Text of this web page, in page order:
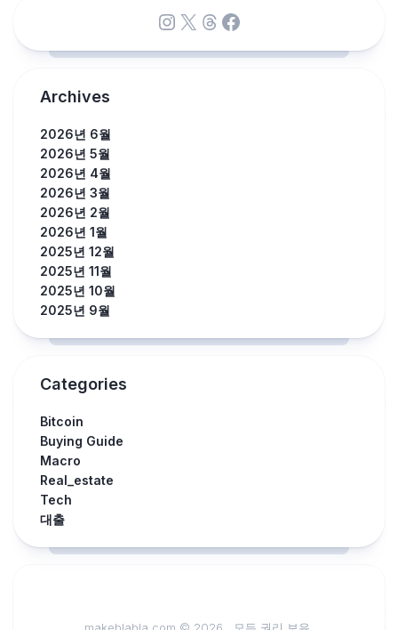
Instagram
X Threads
Facebook
Archives
2026년 6월
2026년 5월
2026년 4월
2026년 3월
2026년 2월
2026년 1월
2025년 12월
2025년 11월
2025년 10월
2025년 9월
Categories
Bitcoin
Buying Guide
Macro
Real_estate
Tech
대출